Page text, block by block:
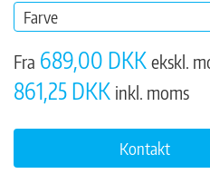
Farve
Fra 689,00 DKK ekskl.
861,25 DKK inkl. moms
Kontakt